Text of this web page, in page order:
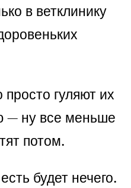
в ветклинику
гуляют их
— ну все меньше
потом.
будет нечего.